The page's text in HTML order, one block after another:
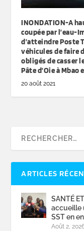
INONDATION-A
coupée par l’eau-
d’atteindre Poste
véhicules de faire
obligés de casser
Pâte d’Oie à
20 août 2021
ARTICLES
SANTÉ
accueille
SST en
Août 2,